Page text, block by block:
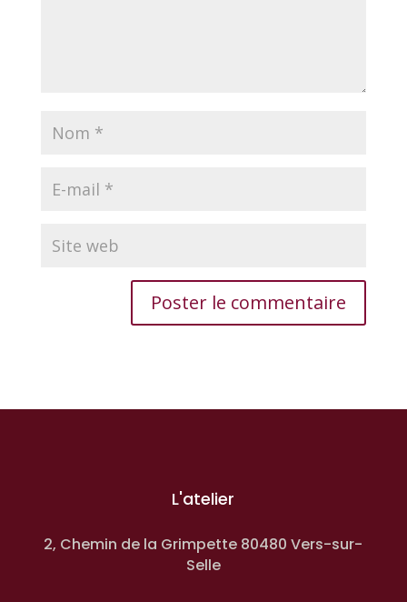
L'atelier
2, Chemin de la Grimpette 80480 Vers-sur-
Selle